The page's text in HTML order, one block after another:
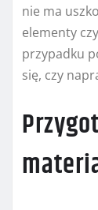
nie ma
elementy
przypadku
się, czy